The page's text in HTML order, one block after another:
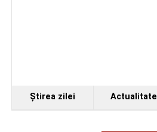
Ştirea zilei Actualitate